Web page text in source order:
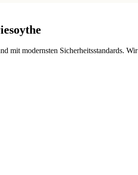
mit modernsten Sicherheitsstandards.